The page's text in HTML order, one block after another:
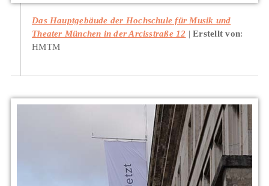
Das Hauptgebäude der Hochschule für Musik und
Theater München in der Arcisstraße 12
Erstellt von:
HMTM